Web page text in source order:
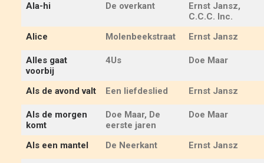
TEKSTEN
FOTO’S
TEKENINGEN
VIDEOS
BIOGRAFIE
ARCHIEF
Ala-hi
De overkant
Ernst Jansz,
C.C.C. Inc.
Alice
Molenbeekstraat Ernst Jansz
Alles gaat
voorbij
4Us Doe Maar
Als de avond valt Een liefdeslied Ernst Jansz
Als de morgen
komt
Doe Maar, De
eerste jaren
Doe Maar
Als een mantel De Neerkant Ernst Jansz